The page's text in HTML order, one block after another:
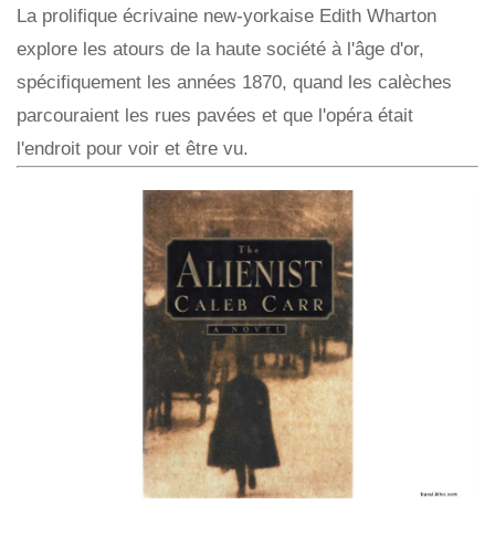
La prolifique écrivaine new-yorkaise Edith Wharton
explore les atours de la haute société à l'âge d'or,
spécifiquement les années 1870, quand les calèches
parcouraient les rues pavées et que l'opéra était
l'endroit pour voir et être vu.